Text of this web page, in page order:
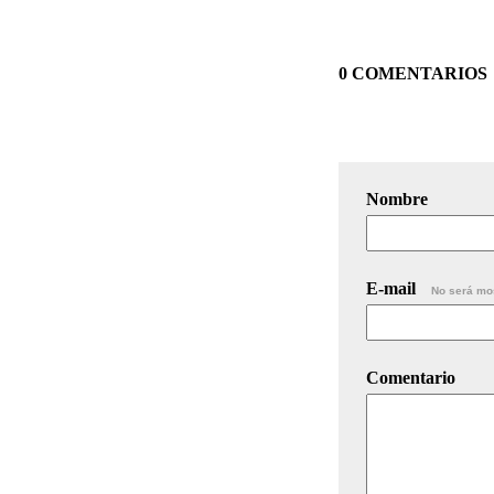
0 COMENTARIOS
Nombre
E-mail No será
Comentario